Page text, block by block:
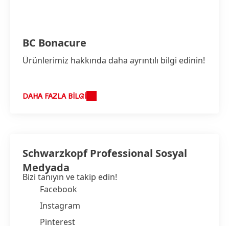
BC Bonacure
Ürünlerimiz hakkında daha ayrıntılı bilgi edinin!
DAHA FAZLA BILGI
Schwarzkopf Professional Sosyal
Medyada
Bizi tanıyın ve takip edin!
Facebook
Instagram
Pinterest